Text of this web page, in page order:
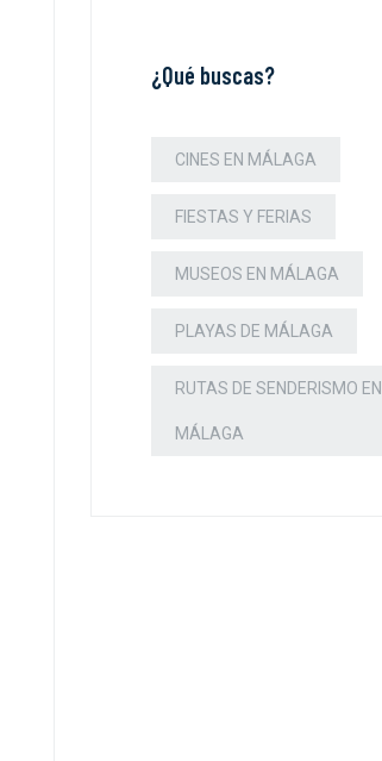
¿Qué buscas?
CINES EN MÁLAGA
FIESTAS Y FERIAS
MUSEOS EN MÁLAGA
PLAYAS DE MÁLAGA
RUTAS DE SENDERISMO EN
MÁLAGA